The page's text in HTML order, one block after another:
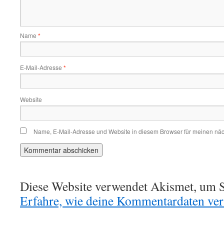
Name *
E-Mail-Adresse *
Website
Name, E-Mail-Adresse und Website in diesem Browser für meinen
Diese Website verwendet Akismet, um
Erfahre, wie deine Kommentardaten